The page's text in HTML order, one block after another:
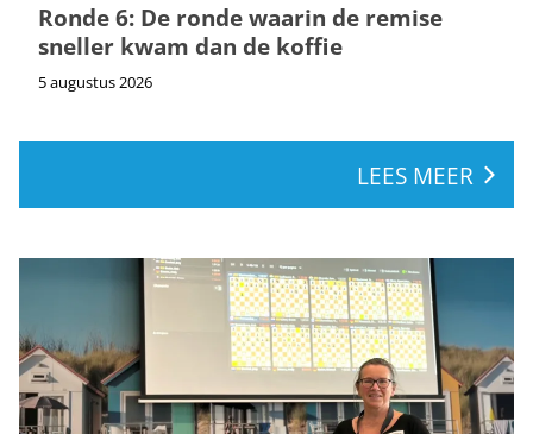
Ronde 6: De ronde waarin de remise
sneller kwam dan de koffie
5 augustus 2026
LEES MEER